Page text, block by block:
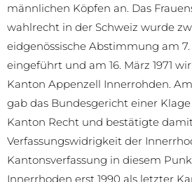
männlichen Köpfen an. Das
wahlrecht in der Schweiz wurde
eidgenössische Abstimmung am 7.
eingeführt und am 16. März 1971
Kanton Appenzell Innerrohden.
gab das Bundesgericht einer
Kanton Recht und bestätigte
Verfassungswidrigkeit der
Kantonsverfassung in diesem
Innerrhoden erst 1990 als letzter